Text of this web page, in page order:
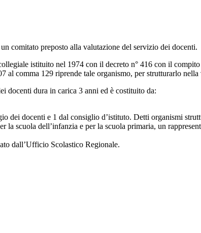
comitato preposto alla valutazione del servizio dei docenti.
istituito nel 1974 con il decreto n° 416 con il
al comma 129 riprende tale organismo, per strutturarlo nella
docenti dura in carica 3 anni ed è costituito da:
dei docenti e 1 dal consiglio d’istituto. Detti organismi
la scuola dell’infanzia e per la scuola primaria, un
dall’Ufficio Scolastico Regionale.